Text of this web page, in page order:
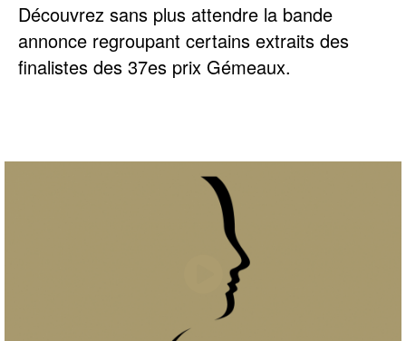
Découvrez sans plus attendre la bande
annonce regroupant certains extraits des
finalistes des 37es prix Gémeaux.